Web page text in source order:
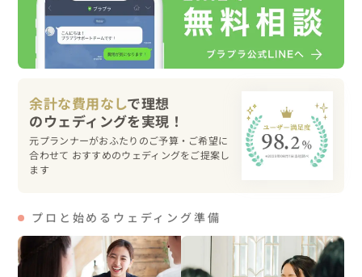
🕺スケジュール
13:00　ゲバントホール集合（~17時まで貸切）
16:00　撮影終了
事前に、PAさんと照明について打ち合わせをしていました
が、スタジオに到着し「この色とこの色を混ぜて‥」など
と伝えると、サクッと変更してくださって、感動しました
会場に到着したおふたりは、貸切スタジオと本格的な照明
に大興奮！
「すごい！」「本格的！」とスマホで撮影しながら、楽し
余計な費用なしで理想
元プランナーがおふたりのご予算・ご希望に
合わせて おすすめのウェディングをご提案し
ます
プロと始めるウェディング準備